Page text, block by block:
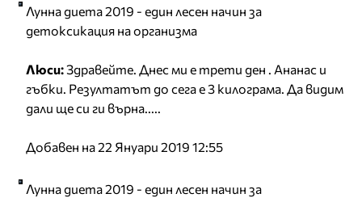
Лунна диета 2019 - един лесен начин за
детоксикация на организма
Люси:Здравейте. Днес ми е трети ден . Ананас и
гъбки. Резултатът до сега е 3 килограма. Да видим
дали ще си ги върна.....
Добавен на 22 Януари 2019 12:55
Лунна диета 2019 - един лесен начин за